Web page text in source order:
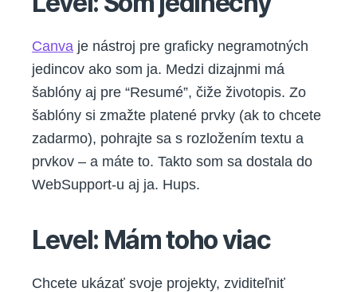
Canva je nástroj pre graficky negramotných
jedincov ako som ja. Medzi dizajnmi má
šablóny aj pre “Resumé”, čiže životopis. Zo
šablóny si zmažte platené prvky (ak to chcete
zadarmo), pohrajte sa s rozložením textu a
prvkov – a máte to. Takto som sa dostala do
WebSupport-u aj ja. Hups.
Level: Mám toho viac
Chcete ukázať svoje projekty, zviditeľniť